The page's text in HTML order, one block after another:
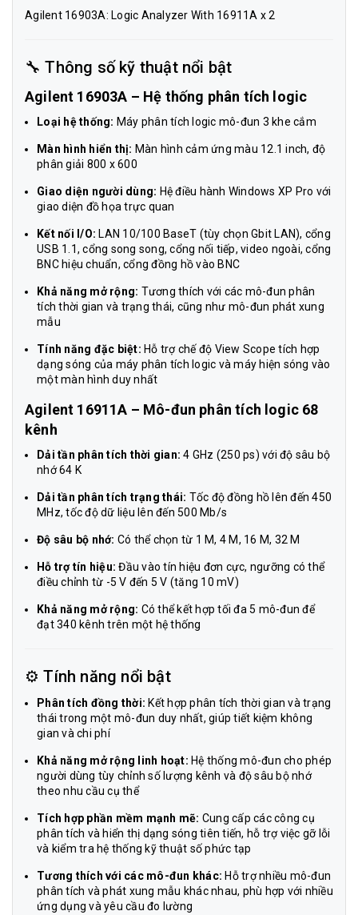
Agilent 16903A: Logic Analyzer With 16911A x 2
🔧 Thông số kỹ thuật nổi bật
Agilent 16903A – Hệ thống phân tích logic
Loại hệ thống: Máy phân tích logic mô-đun 3 khe cắm
Màn hình hiển thị: Màn hình cảm ứng màu 12.1 inch, độ
phân giải 800 x 600
Giao diện người dùng: Hệ điều hành Windows XP Pro với
giao diện đồ họa trực quan
Kết nối I/O: LAN 10/100 BaseT (tùy chọn Gbit LAN), cổng
USB 1.1, cổng song song, cổng nối tiếp, video ngoài, cổng
BNC hiệu chuẩn, cổng đồng hồ vào BNC
Khả năng mở rộng: Tương thích với các mô-đun phân
tích thời gian và trạng thái, cũng như mô-đun phát xung
mẫu
Tính năng đặc biệt: Hỗ trợ chế độ View Scope tích hợp
dạng sóng của máy phân tích logic và máy hiện sóng vào
một màn hình duy nhất
Agilent 16911A – Mô-đun phân tích logic 68
kênh
Dải tần phân tích thời gian: 4 GHz (250 ps) với độ sâu bộ
nhớ 64 K
Dải tần phân tích trạng thái: Tốc độ đồng hồ lên đến 450
MHz, tốc độ dữ liệu lên đến 500 Mb/s
Độ sâu bộ nhớ: Có thể chọn từ 1 M, 4 M, 16 M, 32 M
Hỗ trợ tín hiệu: Đầu vào tín hiệu đơn cực, ngưỡng có thể
điều chỉnh từ -5 V đến 5 V (tăng 10 mV)
Khả năng mở rộng: Có thể kết hợp tối đa 5 mô-đun để
đạt 340 kênh trên một hệ thống
⚙️ Tính năng nổi bật
Phân tích đồng thời: Kết hợp phân tích thời gian và trạng
thái trong một mô-đun duy nhất, giúp tiết kiệm không
gian và chi phí
Khả năng mở rộng linh hoạt: Hệ thống mô-đun cho phép
người dùng tùy chỉnh số lượng kênh và độ sâu bộ nhớ
theo nhu cầu cụ thể
Tích hợp phần mềm mạnh mẽ: Cung cấp các công cụ
phân tích và hiển thị dạng sóng tiên tiến, hỗ trợ việc gỡ lỗi
và kiểm tra hệ thống kỹ thuật số phức tạp
Tương thích với các mô-đun khác: Hỗ trợ nhiều mô-đun
phân tích và phát xung mẫu khác nhau, phù hợp với nhiều
ứng dụng và yêu cầu đo lường